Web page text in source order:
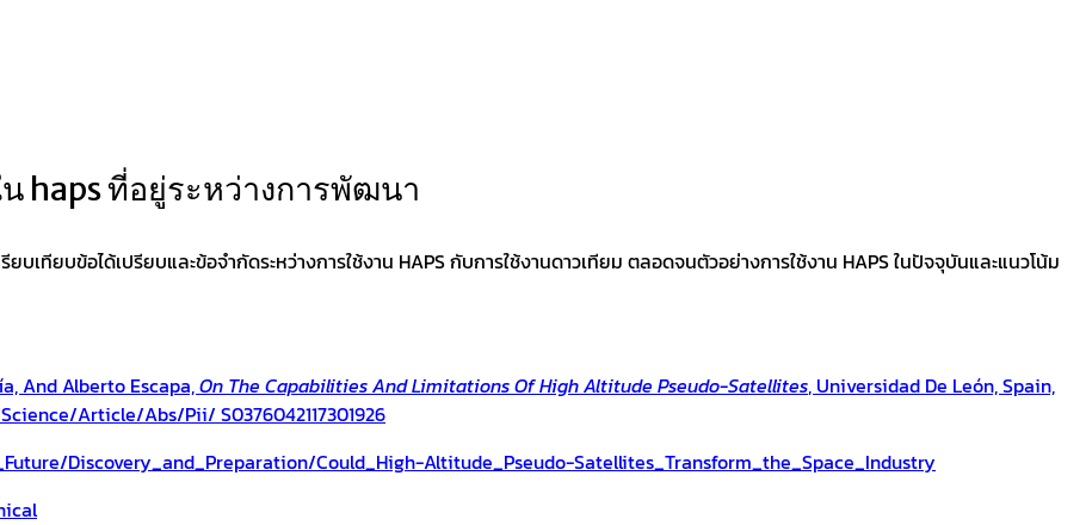
haps ที่อยู่ระหว่างการพัฒนา
บเทียบข้อได้เปรียบและข้อจำกัดระหว่างการใช้งาน HAPS กับการใช้งานดาวเทียม ตลอดจนตัวอย่างการใช้งาน HAPS ในปัจจุบันและแนวโน้ม
And Alberto Escapa,On The Capabilities And Limitations Of High Altitude Pseudo-Satellites, Universidad De León, Spain,
article/abs/pii/ S0376042117301926
Discovery_and_Preparation/Could_High-Altitude_Pseudo-Satellites_Transform_the_Space_Industry